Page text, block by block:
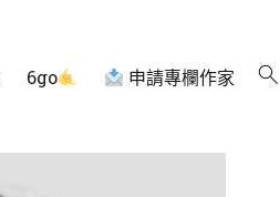
6go 申請專欄作家